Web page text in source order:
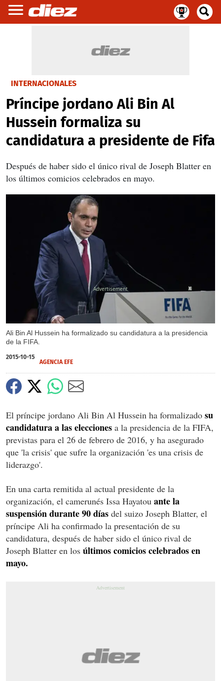
INTERNACIONALES
Príncipe jordano Ali Bin Al
Hussein formaliza su
candidatura a presidente de Fifa
Después de haber sido el único rival de Joseph Blatter en
los últimos comicios celebrados en mayo.
Ali Bin Al Hussein ha formalizado su candidatura a la presidencia
de la FIFA.
X
2015-10-15
AGENCIA EFE
El príncipe jordano Ali Bin Al Hussein ha formalizado su
candidatura a las elecciones a la presidencia de la FIFA,
previstas para el 26 de febrero de 2016, y ha asegurado
que 'la crisis' que sufre la organización 'es una crisis de
liderazgo'.
En una carta remitida al actual presidente de la
organización, el camerunés Issa Hayatou ante la
suspensión durante 90 días del suizo Joseph Blatter, el
príncipe Ali ha confirmado la presentación de su
candidatura, después de haber sido el único rival de
Joseph Blatter en los últimos comicios celebrados en
mayo.